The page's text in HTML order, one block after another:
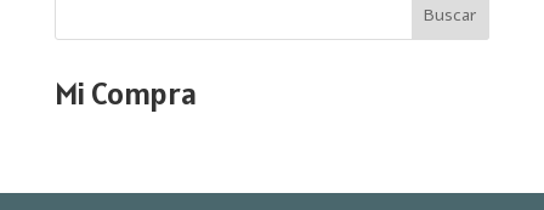
Buscar
Mi Compra